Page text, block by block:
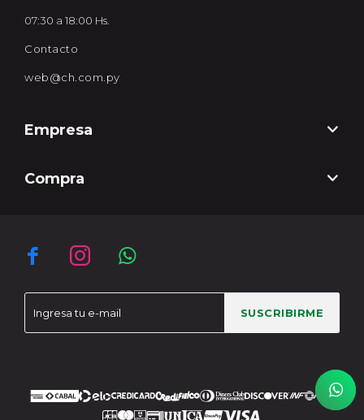
  
SUSCRIBIRME
07:30 a 18:00 Hs.
Contacto
web@ch.com.py
Empresa
Compra